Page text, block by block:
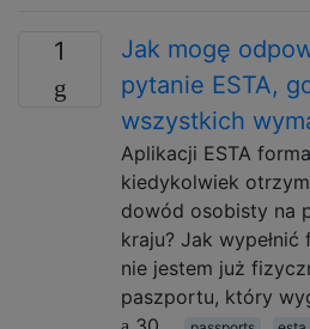
1
Jak mogę
pytanie ESTA,
wszystkich
Aplikacji ESTA
kiedykolwiek
dowód osobisty na
kraju? Jak
nie jestem już
paszportu, który